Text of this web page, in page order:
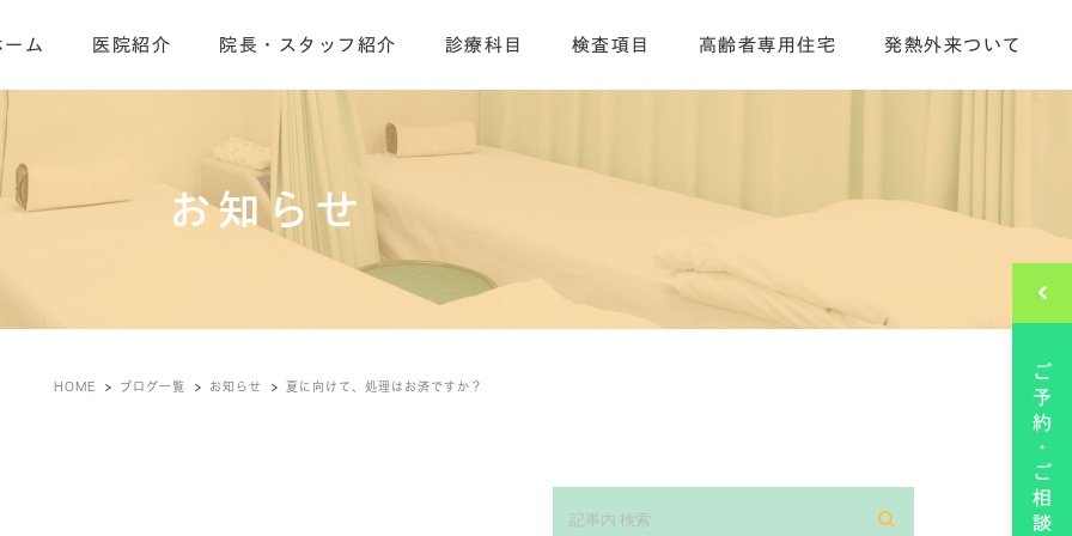
ーム 医院紹介 院長・スタッフ紹介 診療科目 検査項目 高齢者専用住宅 発熱外来ついて
お知らせ
HOME ブログ一覧 お知らせ 夏に向けて、処理はお済ですか？